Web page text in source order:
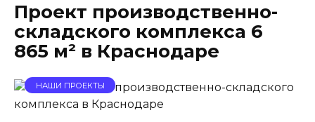
Проект производственно-
складского комплекса 6
865 м² в Краснодаре
НАШИ ПРОЕКТЫ